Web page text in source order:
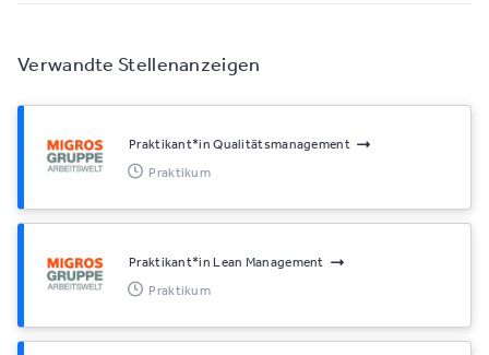
Verwandte Stellenanzeigen
Praktikant*​in Qualitätsmanagement
Praktikum
Praktikant*​in Lean Management
Praktikum